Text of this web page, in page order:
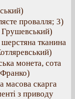
провалля; 3)
тканина
монета, сота
масова скарга
з приводу